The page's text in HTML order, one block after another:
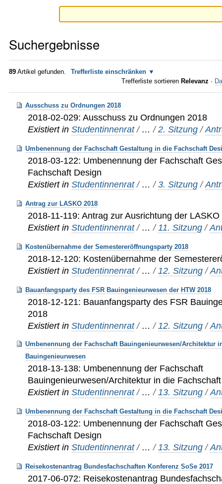
Suchergebnisse
89 Artikel gefunden.
Trefferliste einschränken
Trefferliste sortieren Relevanz ·
Ausschuss zu Ordnungen 2018
2018-02-029: Ausschuss zu Ordnungen 2018
Existiert in Studentinnenrat / …/2. Sitzung /
Umbenennung der Fachschaft Gestaltung in die Fachschaft
2018-03-122: Umbenennung der Fachschaft
Fachschaft Design
Existiert in Studentinnenrat / …/3. Sitzung /
Antrag zur LASKO 2018
2018-11-119: Antrag zur Ausrichtung der
Existiert in Studentinnenrat / …/11. Sitzung /
Kostenübernahme der Semestereröffnungsparty 2018
2018-12-120: Kostenübernahme der
Existiert in Studentinnenrat / …/ 12. Sitzung /
Bauanfangsparty des FSR Bauingenieurwesen der HTW 2018
2018-12-121: Bauanfangsparty des FSR
2018
Existiert in Studentinnenrat / …/ 12. Sitzung /
Umbenennung der Fachschaft Bauingenieurwesen/Architektur
Bauingenieurwesen
2018-13-138: Umbenennung der Fachschaft
Bauingenieurwesen/Architektur in die
Existiert in Studentinnenrat / …/13. Sitzung /
Umbenennung der Fachschaft Gestaltung in die Fachschaft
2018-03-122: Umbenennung der Fachschaft
Fachschaft Design
Existiert in Studentinnenrat / …/13. Sitzung /
Reisekostenantrag Bundesfachschaften Konferenz SoSe 2017
2017-06-072: Reisekostenantrag